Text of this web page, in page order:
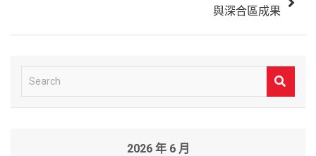
與深合區成果
e
2026 年 6 月